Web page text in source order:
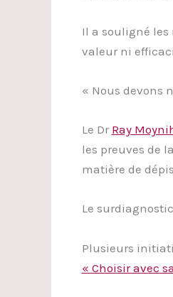
Il a souligné les
valeur ni
« Nous devons
Le Dr Ray
les preuves de
matière de
Le
Plusieurs
« Choisir avec